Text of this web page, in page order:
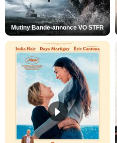
Mutiny Bande-annonce VO STFR